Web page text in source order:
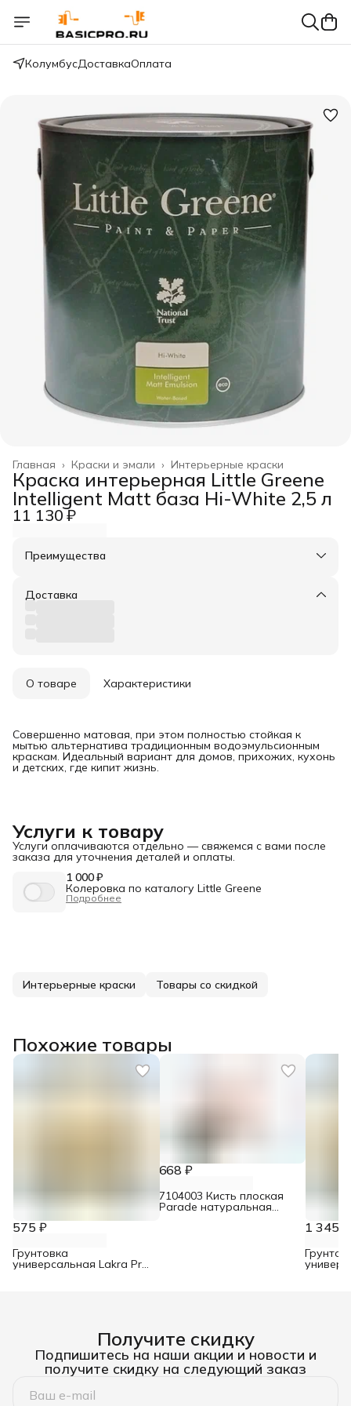
КолумбусДоставкаОплата
Интерьерные краски
Краски и эмали ›
Главная ›
Краска интерьерная Little Greene
Intelligent Matt база Hi-White 2,5 л
11 130 ₽
Преимущества
Оплата частями в Сплит
Удобный возврат
Доставка
О товаре Характеристики
Совершенно матовая, при этом полностью стойкая к
мытью альтернатива традиционным водоэмульсионным
краскам. Идеальный вариант для домов, прихожих, кухонь
и детских, где кипит жизнь.
Услуги к товару
Услуги оплачиваются отдельно — свяжемся с вами после
заказа для уточнения деталей и оплаты.
1 000 ₽
Колеровка по каталогу Little Greene
Подробнее
Интерьерные краски Товары со скидкой
Похожие товары
575 ₽
Грунтовка
универсальная Lakra Prof
668 ₽
7104003 Кисть плоская
Parade натуральная
1 345 ₽
Получите скидку
Подпишитесь на наши акции и новости и
получите скидку на следующий заказ